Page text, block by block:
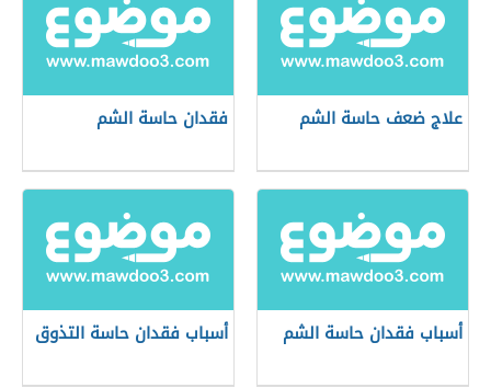
علاج ضعف حاسة الشم فقدان حاسة الشم
أسباب فقدان حاسة الشم أسباب فقدان حاسة التذوق